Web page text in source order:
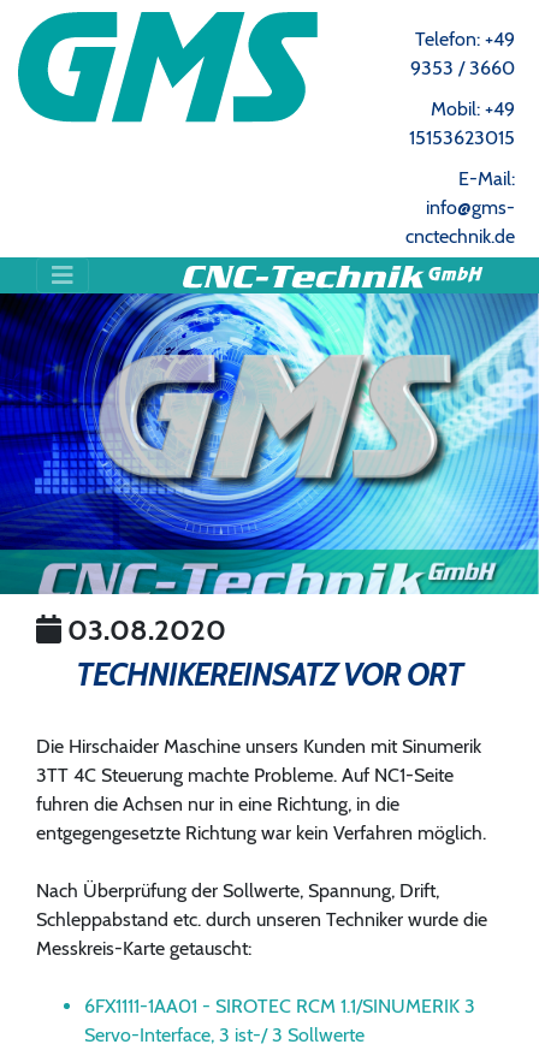
Telefon: +49
9353 / 3660
Mobil: +49
15153623015
E-Mail:
info@gms-
cnctechnik.de
03.08.2020
TECHNIKEREINSATZ VOR ORT
Die Hirschaider Maschine unsers Kunden mit Sinumerik
3TT 4C Steuerung machte Probleme. Auf NC1-Seite
fuhren die Achsen nur in eine Richtung, in die
entgegengesetzte Richtung war kein Verfahren möglich.
Nach Überprüfung der Sollwerte, Spannung, Drift,
Schleppabstand etc. durch unseren Techniker wurde die
Messkreis-Karte getauscht:
6FX1111-1AA01 - SIROTEC RCM 1.1/SINUMERIK 3
Servo-Interface, 3 ist-/ 3 Sollwerte